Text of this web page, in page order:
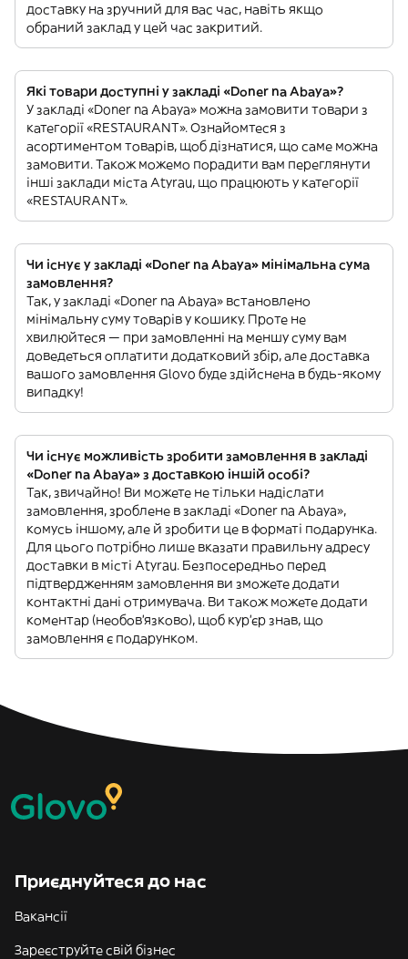
доставку на зручний для вас час, навіть якщо
обраний заклад у цей час закритий.
Які товари доступні у закладі «Doner na Abaya»?
У закладі «Doner na Abaya» можна замовити товари з
категорії «RESTAURANT». Ознайомтеся з
асортиментом товарів, щоб дізнатися, що саме можна
замовити. Також можемо порадити вам переглянути
інші заклади міста Atyrau, що працюють у категорії
«RESTAURANT».
Чи існує у закладі «Doner na Abaya» мінімальна сума
замовлення?
Так, у закладі «Doner na Abaya» встановлено
мінімальну суму товарів у кошику. Проте не
хвилюйтеся — при замовленні на меншу суму вам
доведеться оплатити додатковий збір, але доставка
вашого замовлення Glovo буде здійснена в будь-якому
випадку!
Чи існує можливість зробити замовлення в закладі
«Doner na Abaya» з доставкою іншій особі?
Так, звичайно! Ви можете не тільки надіслати
замовлення, зроблене в закладі «Doner na Abaya»,
комусь іншому, але й зробити це в форматі подарунка.
Для цього потрібно лише вказати правильну адресу
доставки в місті Atyrau. Безпосередньо перед
підтвердженням замовлення ви зможете додати
контактні дані отримувача. Ви також можете додати
коментар (необов'язково), щоб кур'єр знав, що
замовлення є подарунком.
Приєднуйтеся до нас
Вакансії
Зареєструйте свій бізнес